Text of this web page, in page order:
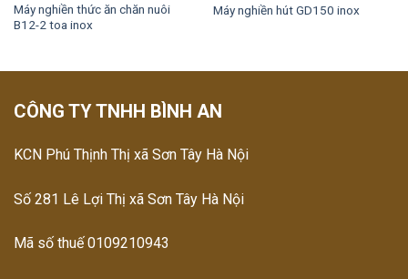
Máy nghiền thức ăn chăn nuôi
B12-2 toa inox
Máy nghiền hút GD150 inox
CÔNG TY TNHH BÌNH AN
KCN Phú Thịnh Thị xã Sơn Tây Hà Nội
Số 281 Lê Lợi Thị xã Sơn Tây Hà Nội
Mã số thuế 0109210943